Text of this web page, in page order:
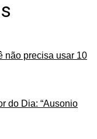
não precisa usar 10
do Dia: “Ausonio